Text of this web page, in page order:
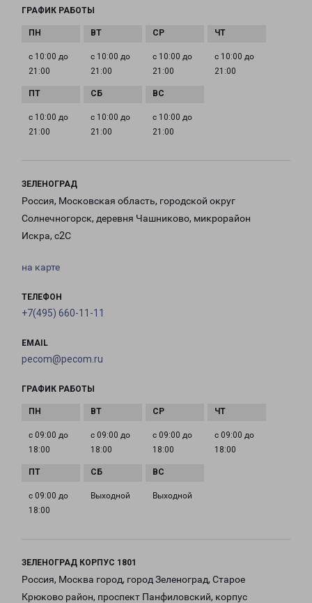
ГРАФИК РАБОТЫ
с 10:00 до
21:00
с 10:00 до
21:00
с 10:00 до
21:00
с 10:00 до
21:00
с 10:00 до
21:00
с 10:00 до
21:00
с 10:00 до
21:00
ЗЕЛЕНОГРАД
Россия, Московская область, городской округ
Солнечногорск, деревня Чашниково, микрорайон
Искра, с2С
на карте
ТЕЛЕФОН
+7(495) 660-11-11
EMAIL
pecom@pecom.ru
ГРАФИК РАБОТЫ
с 09:00 до
18:00
с 09:00 до
18:00
с 09:00 до
18:00
с 09:00 до
18:00
с 09:00 до
18:00
Выходной Выходной
ЗЕЛЕНОГРАД КОРПУС 1801
Россия, Москва город, город Зеленоград, Старое
Крюково район, проспект Панфиловский, корпус